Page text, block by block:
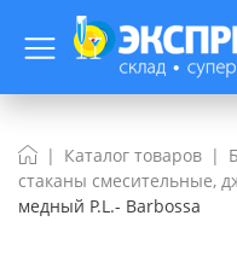
Каталог товаров
стаканы смесительные,
медный P.L.- Barbossa